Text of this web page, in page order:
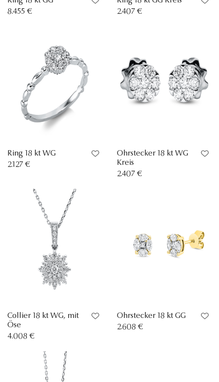
8.455 €
2.407 €
Ring 18 kt WG
2.127 €
Ohrstecker 18 kt WG
Kreis
2.407 €
Collier 18 kt WG, mit
Öse
4.008 €
Ohrstecker 18 kt GG
2.608 €